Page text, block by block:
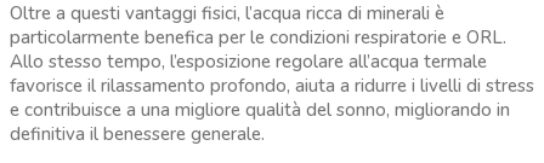
Oltre a questi vantaggi fisici, l’acqua ricca di minerali è
particolarmente benefica per le condizioni respiratorie e ORL.
Allo stesso tempo, l’esposizione regolare all’acqua termale
favorisce il rilassamento profondo, aiuta a ridurre i livelli di stress
e contribuisce a una migliore qualità del sonno, migliorando in
definitiva il benessere generale.